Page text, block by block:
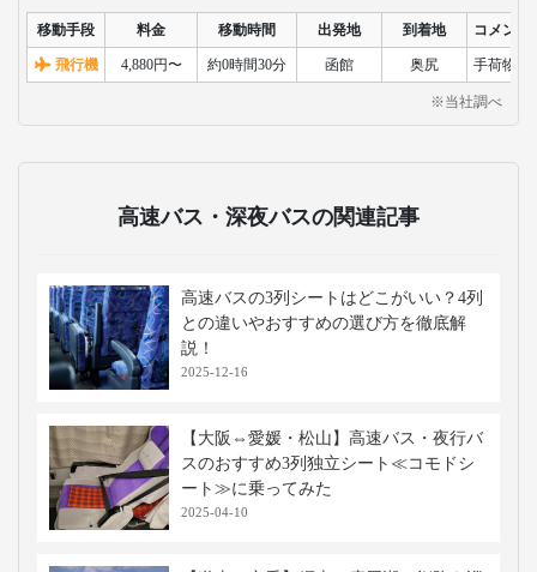
移動手段 料金 移動時間 出発地 到着地 コメント
飛行機 4,880円〜 約0時間30分 函館 奥尻 手荷物検
※当社調べ
高速バス・深夜バスの関連記事
高速バスの3列シートはどこがいい？4列
との違いやおすすめの選び方を徹底解
説！
2025-12-16
【大阪⇔愛媛・松山】高速バス・夜行バ
スのおすすめ3列独立シート≪コモドシ
ート≫に乗ってみた
2025-04-10